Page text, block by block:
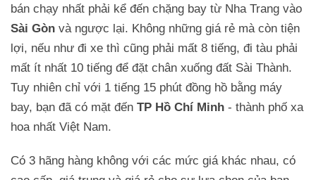
bán chạy nhất phải kể đến chặng bay từ Nha Trang vào
Sài Gòn và ngược lại. Không những giá rẻ mà còn tiện
lợi, nếu như đi xe thì cũng phải mất 8 tiếng, đi tàu phải
mất ít nhất 10 tiếng để đặt chân xuống đất Sài Thành.
Tuy nhiên chỉ với 1 tiếng 15 phút đồng hồ bằng máy
bay, bạn đã có mặt đến TP Hồ Chí Minh - thành phố xa
hoa nhất Việt Nam.
Có 3 hãng hàng không với các mức giá khác nhau, có